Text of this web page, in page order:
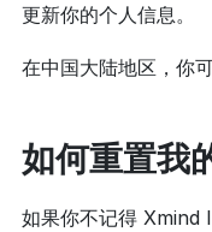
更新你的个人信息。
在中国大陆地区，你
如何重置我
如果你不记得 Xmind